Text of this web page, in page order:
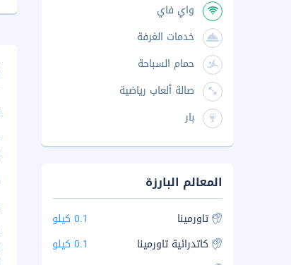
واي فاي
خدمات الغرفة
حمام السباحة
صالة ألعاب رياضية
بار
المعالم البارزة
تاورمينا
0.1 كيلو
كاتدرائية تاورمينا
0.1 كيلو